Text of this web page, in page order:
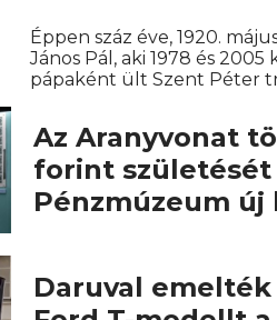
Éppen száz éve, 1920.
János Pál, aki 1978 és 2005
pápaként ült Szent Péter
Az Aranyvonat
forint születését
Pénzmúzeum új
Daruval emelték